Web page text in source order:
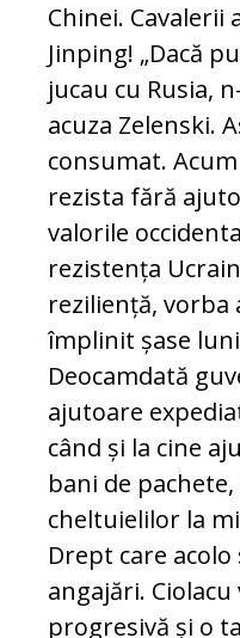
Chinei. Cavalerii
Jinping! „Dacă
jucau cu Rusia,
acuza Zelenski.
consumat.
rezista fără
valorile
rezistența
reziliență, vorba
împlinit șase
Deocamdată
ajutoare
când și la cine
bani de
cheltuielilor la
Drept care acolo
angajări.
progresivă și o